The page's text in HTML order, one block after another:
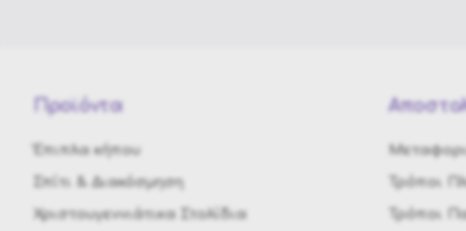
Προϊόντα
Έπιπλα κήπου
Σπίτι & Διακόσμηση
Χριστουγεννιάτικα Στολίδια
Τρόποι
Τρόποι